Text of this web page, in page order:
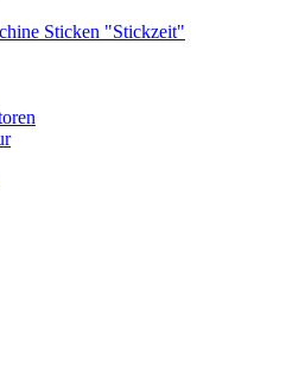
Sticken "Stickzeit"